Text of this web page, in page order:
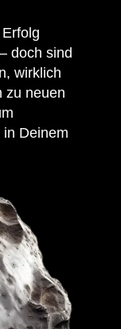
doch sind
wirklich
zu neuen
Deinem